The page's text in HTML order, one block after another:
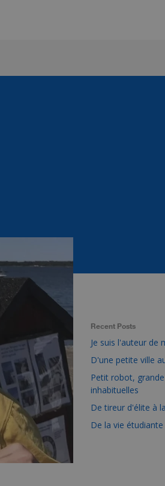
Recent Posts
Je suis l'auteur de
D'une petite ville
Petit robot,
inhabituelles
De tireur d'élite à
De la vie